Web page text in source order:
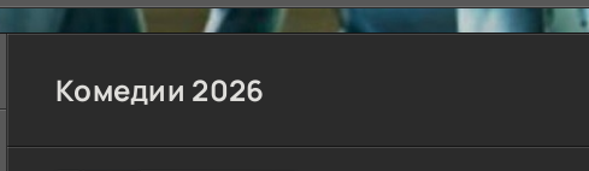
(2026)
Комедии 2026